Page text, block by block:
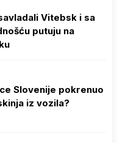
Vitebsk i sa
putuju na
Slovenije pokrenuo
iz vozila?